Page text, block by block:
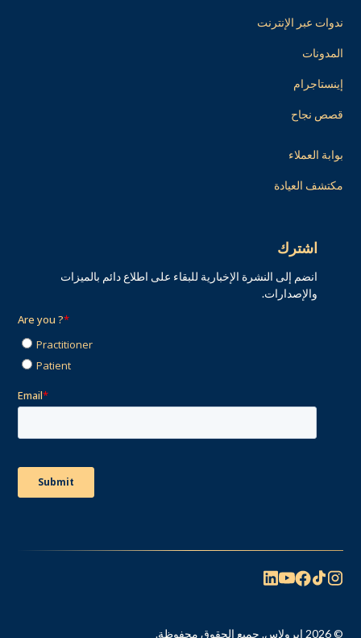
ندوات عبر الإنترنت
المدونات
إينستاجرام
قصص نجاح
بوابة العملاء
مكتشف العيادة
اشترك
انضم إلى النشرة الإخبارية للبقاء على اطلاع دائم بالميزات
والإصدارات.
© 2026 إيرولاس. جميع الحقوق محفوظة.